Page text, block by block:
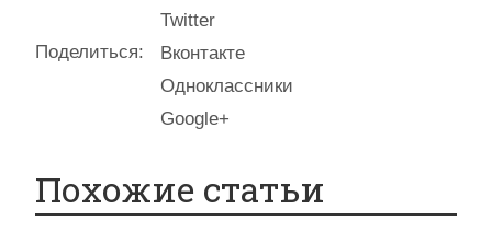
Поделиться:
Twitter
Вконтакте
Одноклассники
Google+
Похожие статьи